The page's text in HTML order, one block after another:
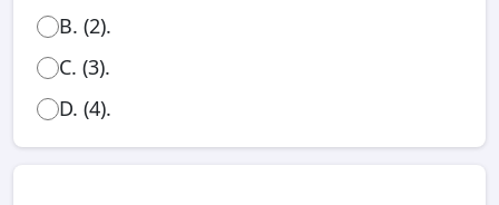
B. (2).
C. (3).
D. (4).